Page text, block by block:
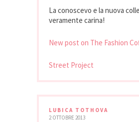
La conoscevo e la nuova
veramente carina!
New post on The Fashion
Street Project
LUBICA TOTHOVA
2 OTTOBRE 2013